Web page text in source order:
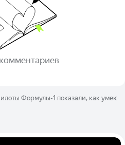
Формулы-1 показали, как умеют